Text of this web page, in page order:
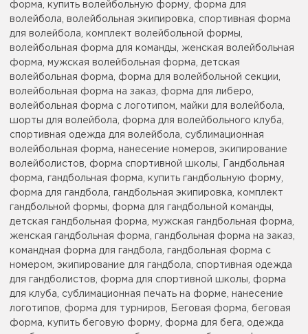
форма, купить волейбольную форму, форма для
волейбола, волейбольная экипировка, спортивная форма
для волейбола, комплект волейбольной формы,
волейбольная форма для команды, женская волейбольная
форма, мужская волейбольная форма, детская
волейбольная форма, форма для волейбольной секции,
волейбольная форма на заказ, форма для либеро,
волейбольная форма с логотипом, майки для волейбола,
шорты для волейбола, форма для волейбольного клуба,
спортивная одежда для волейбола, сублимационная
волейбольная форма, нанесение номеров, экипирование
волейболистов, форма спортивной школы, Гандбольная
форма, гандбольная форма, купить гандбольную форму,
форма для гандбола, гандбольная экипировка, комплект
гандбольной формы, форма для гандбольной команды,
детская гандбольная форма, мужская гандбольная форма,
женская гандбольная форма, гандбольная форма на заказ,
командная форма для гандбола, гандбольная форма с
номером, экипирование для гандбола, спортивная одежда
для гандболистов, форма для спортивной школы, форма
для клуба, сублимационная печать на форме, нанесение
логотипов, форма для турниров, Беговая форма, беговая
форма, купить беговую форму, форма для бега, одежда